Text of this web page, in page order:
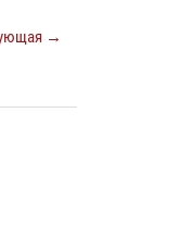
→